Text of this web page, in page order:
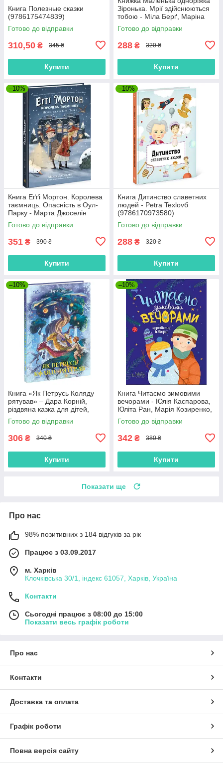
Книга Полезные сказки
(9786175474839)
Готово до відправки
310,50 ₴ 345 ₴
Купити
Зіронька. Мрії здійснюються
тобою - Міла Берґ, Маріна
Кремер (9786170959324)
Готово до відправки
288 ₴ 320 ₴
Купити
–10%
Книга Еґґі Мортон. Королева
таємниць. Опасність в Оул-
Парку - Марта Джоселін
(9786170971692)
Готово до відправки
351 ₴ 390 ₴
Купити
–10%
Книга Дитинство славетних
людей - Petra Texlovб
(9786170973580)
Готово до відправки
288 ₴ 320 ₴
Купити
–10%
Книга «Як Петрусь Коляду
рятував» – Дара Корній,
різдвяна казка для дітей,
зимова історія, українська
книга (9786170979926)
Готово до відправки
306 ₴ 340 ₴
Купити
–10%
Книга Читаємо зимовими
вечорами - Юлія Каспарова,
Юліта Ран, Марія Козиренко,
Ганна Макуліна, Інна
Конопленко, Катерина
Готово до відправки
342 ₴ 380 ₴
Купити
Показати ще
Про нас
98% позитивних з 184 відгуків за рік
Працює з 03.09.2017
м. Харків
Клочківська 30/1, індекс 61057, Харків, Україна
Контакти
Сьогодні працює з 08:00 до 15:00
Показати весь графік роботи
Про нас
Контакти
Доставка та оплата
Графік роботи
Повна версія сайту